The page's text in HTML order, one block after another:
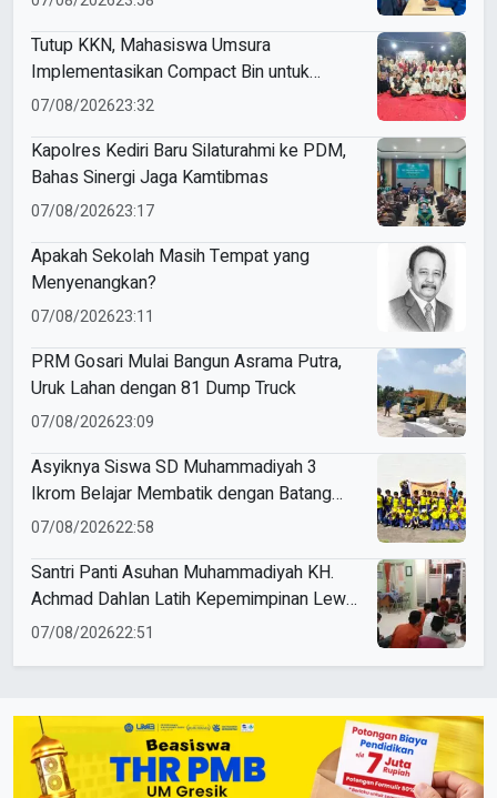
Tutup KKN, Mahasiswa Umsura
Implementasikan Compact Bin untuk
Sampah Anorganik di Ketabang
07/08/202623:32
Kapolres Kediri Baru Silaturahmi ke PDM,
Bahas Sinergi Jaga Kamtibmas
07/08/202623:17
Apakah Sekolah Masih Tempat yang
Menyenangkan?
07/08/202623:11
PRM Gosari Mulai Bangun Asrama Putra,
Uruk Lahan dengan 81 Dump Truck
07/08/202623:09
Asyiknya Siswa SD Muhammadiyah 3
Ikrom Belajar Membatik dengan Batang
Pakcoy
07/08/202622:58
Santri Panti Asuhan Muhammadiyah KH.
Achmad Dahlan Latih Kepemimpinan Lewat
Kepanitiaan Agustusan
07/08/202622:51